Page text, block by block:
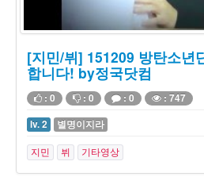
[지민/뷔] 151209 방탄소년
합니다! by정국닷컴
: 0 : 0 : 0
: 747
lv. 2
별명이지라
지민 뷔 기타영상